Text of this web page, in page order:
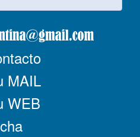
MAIL
WEB